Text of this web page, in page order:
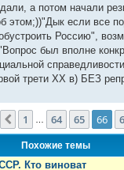
а потом начали
этом;))"Дык если все
Россию",
был вполне
трети ХХ в) БЕЗ
66из 77
Пред.
1 64 65 66
Похожие темы
Кто виноват